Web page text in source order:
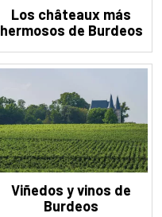
Los châteaux más
hermosos de Burdeos
Viñedos y vinos de
Burdeos